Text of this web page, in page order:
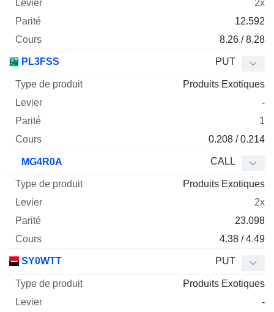
2x
12.592
8.26 / 8.28
PL3FSS PUT
Produits Exotiques
-
1
0.208 / 0.214
MG4R0A CALL
Produits Exotiques
2x
23.098
4.38 / 4.49
SY0WTT PUT
Produits Exotiques
-